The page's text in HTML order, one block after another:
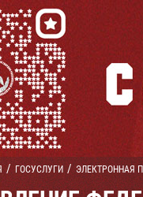
ГОСУСЛУГИ ЭЛЕКТРОННАЯ